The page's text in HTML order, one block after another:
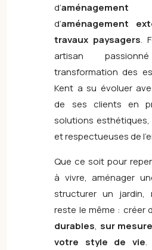
d’
d’aménagement
travaux paysagers.
artisan
transformation des
Kent a su évoluer
de ses clients en
solutions
et respectueuses de
Que ce soit pour
à vivre, aménager
structurer un jardin,
reste le même : créer
durables, sur mesure
votre style de vie.